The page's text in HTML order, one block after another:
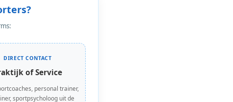
DIRECT CONTACT
of Service
personal trainer,
sportpsycholoog uit de